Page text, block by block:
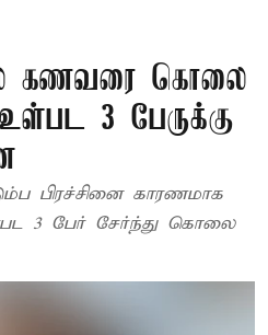
கணவரை கொலை
3 பேருக்கு
பிரச்சினை காரணமாக
3 பேர் சேர்ந்து கொலை